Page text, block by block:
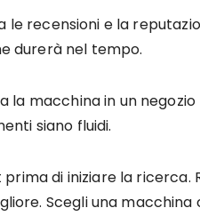
le recensioni e la
durerà nel tempo.
la macchina in un
siano fluidi.
prima di iniziare la
Scegli una